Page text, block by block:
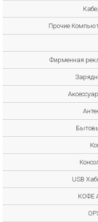
Прочие
Фирменная
USB
КОФЕ